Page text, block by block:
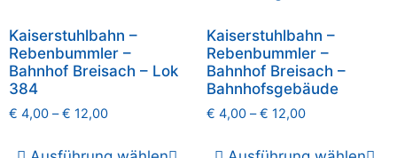
Kaiserstuhlbahn –
Rebenbummler –
Bahnhof Breisach – Lok
384
€ 4,00 –€ 12,00
Kaiserstuhlbahn –
Rebenbummler –
Bahnhof Breisach –
Bahnhofsgebäude
€ 4,00–€ 12,00